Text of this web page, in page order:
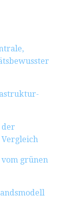
der
grünen